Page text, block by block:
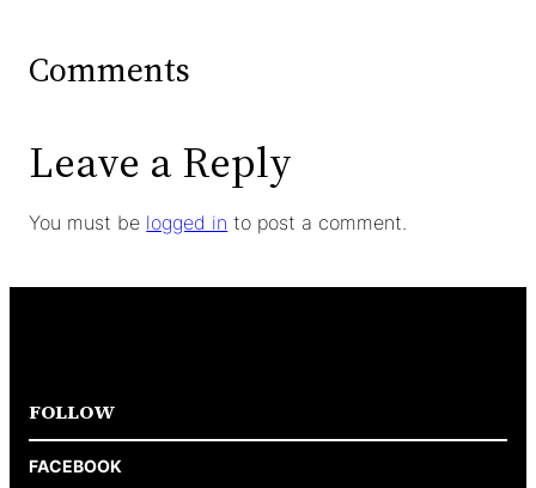
Comments
Leave a Reply
You must be logged in to post a comment.
FOLLOW
FACEBOOK